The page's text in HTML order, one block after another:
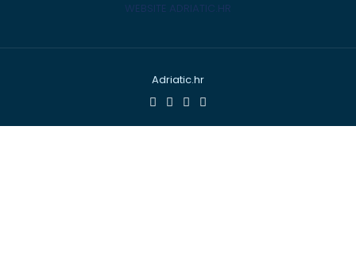
WEBSITE ADRIATIC.HR
Adriatic.hr